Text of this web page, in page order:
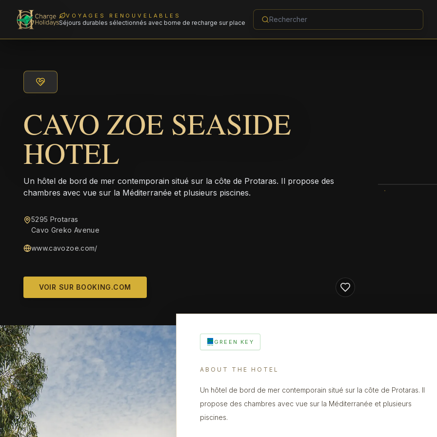
VOYAGES RENOUVELABLES
Séjours durables sélectionnés avec borne de recharge sur place
CAVO ZOE SEASIDE
HOTEL
Un hôtel de bord de mer contemporain situé sur la côte de Protaras. Il propose des
chambres avec vue sur la Méditerranée et plusieurs piscines.
5295 Protaras
Cavo Greko Avenue
www.cavozoe.com/
VOIR SUR BOOKING.COM
GREEN KEY
ABOUT THE HOTEL
Un hôtel de bord de mer contemporain situé sur la côte de Protaras. Il
propose des chambres avec vue sur la Méditerranée et plusieurs
piscines.